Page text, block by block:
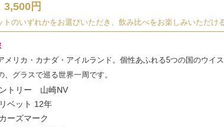
円
のいずれかをお選びいただき、飲み比べをお楽しみいただける
メリカ・カナダ・アイルランド。個性あふれる5つの国のウイ
グラスで巡る世界一周です。
ントリー 山崎NV
ベット 12年
ーズマーク